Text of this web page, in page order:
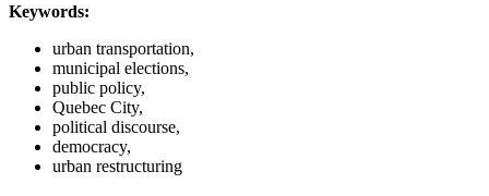
Keywords:
urban transportation,
municipal elections,
public policy,
Quebec City,
political discourse,
democracy,
urban restructuring